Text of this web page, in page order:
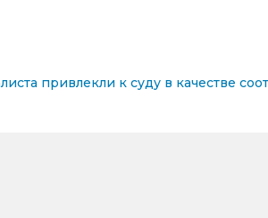
привлекли к суду в качестве